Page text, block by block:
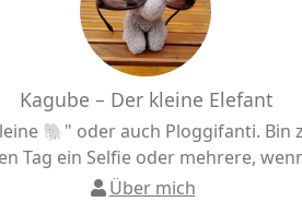
Kagube – Der kleine Elefant
🐘" oder auch Ploggifanti.
Tag ein Selfie oder mehrere,
Über mich